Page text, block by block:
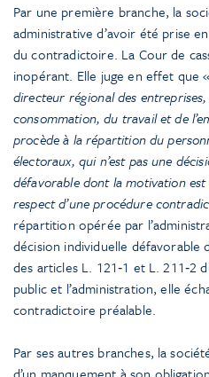
Par une première branche, la
administrative d’avoir été prise
du contradictoire. La Cour de
inopérant. Elle juge en effet que
directeur régional des
consommation, du travail et de
procède à la répartition du
électoraux, qui n’est pas une
défavorable dont la motivation est
respect d’une procédure
répartition opérée par
décision individuelle défavorable
des articles L. 121‑1 et L. 211‑2
public et l’administration, elle
contradictoire préalable.
Par ses autres branches, la